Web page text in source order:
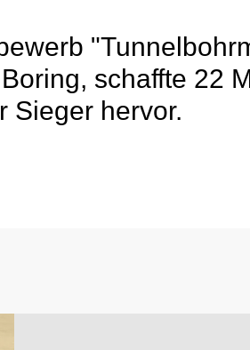
schaffte 22
Sieger hervor.